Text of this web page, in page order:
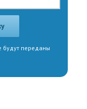
будут переданы